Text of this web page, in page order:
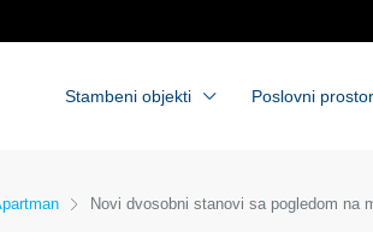
Stambeni objekti Poslovni prostor
Novi dvosobni stanovi sa pogledom na